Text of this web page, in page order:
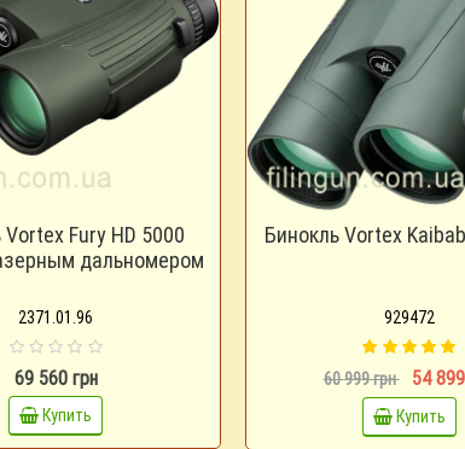
Fury HD 5000
дальномером
2371.01.96
69 560 грн
Купить
Бинокль Vortex
929472
60 999 грн 54
Купить